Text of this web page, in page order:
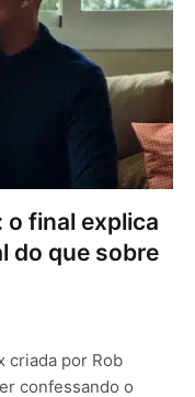
o final explica
do que sobre
criada por Rob
confessando o